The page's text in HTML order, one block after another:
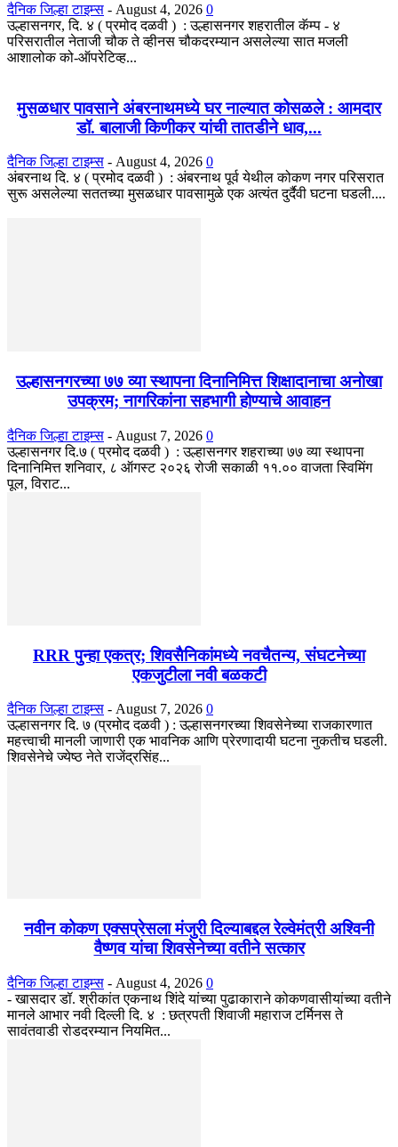
दैनिक जिल्हा टाइम्स - August 4, 2026 0
उल्हासनगर, दि. ४ ( प्रमोद दळवी ) : उल्हासनगर शहरातील कॅम्प - ४
परिसरातील नेताजी चौक ते व्हीनस चौकदरम्यान असलेल्या सात मजली
आशालोक को-ऑपरेटिव्ह...
मुसळधार पावसाने अंबरनाथमध्ये घर नाल्यात कोसळले : आमदार
डॉ. बालाजी किणीकर यांची तातडीने धाव,...
दैनिक जिल्हा टाइम्स - August 4, 2026 0
अंबरनाथ दि. ४ ( प्रमोद दळवी ) : अंबरनाथ पूर्व येथील कोकण नगर परिसरात
सुरू असलेल्या सततच्या मुसळधार पावसामुळे एक अत्यंत दुर्दैवी घटना घडली....
उल्हासनगरच्या ७७ व्या स्थापना दिनानिमित्त शिक्षादानाचा अनोखा
उपक्रम; नागरिकांना सहभागी होण्याचे आवाहन
दैनिक जिल्हा टाइम्स - August 7, 2026 0
उल्हासनगर दि.७ ( प्रमोद दळवी ) : उल्हासनगर शहराच्या ७७ व्या स्थापना
दिनानिमित्त शनिवार, ८ ऑगस्ट २०२६ रोजी सकाळी ११.०० वाजता स्विमिंग
पूल, विराट...
RRR पुन्हा एकत्र; शिवसैनिकांमध्ये नवचैतन्य, संघटनेच्या
एकजुटीला नवी बळकटी
दैनिक जिल्हा टाइम्स - August 7, 2026 0
उल्हासनगर दि. ७ (प्रमोद दळवी ) : उल्हासनगरच्या शिवसेनेच्या राजकारणात
महत्त्वाची मानली जाणारी एक भावनिक आणि प्रेरणादायी घटना नुकतीच घडली.
शिवसेनेचे ज्येष्ठ नेते राजेंद्रसिंह...
नवीन कोकण एक्सप्रेसला मंजुरी दिल्याबद्दल रेल्वेमंत्री अश्विनी
वैष्णव यांचा शिवसेनेच्या वतीने सत्कार
दैनिक जिल्हा टाइम्स - August 4, 2026 0
- खासदार डॉ. श्रीकांत एकनाथ शिंदे यांच्या पुढाकाराने कोकणवासीयांच्या वतीने
मानले आभार नवी दिल्ली दि. ४ : छत्रपती शिवाजी महाराज टर्मिनस ते
सावंतवाडी रोडदरम्यान नियमित...